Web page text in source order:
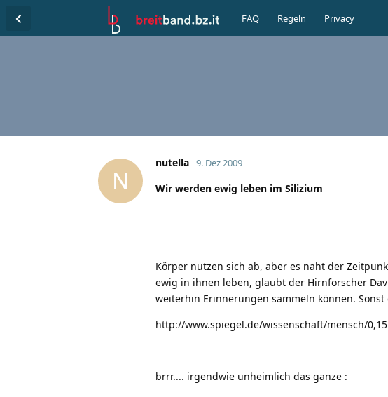
FAQ Regeln Privacy
N
nutella 9. Dez 2009
Wir werden ewig leben im Silizium
Körper nutzen sich ab, aber es naht der
ewig in ihnen leben, glaubt der Hirnforscher
weiterhin Erinnerungen sammeln können.
http://www.spiegel.de/wissenschaft/mensch/
brrr.... irgendwie unheimlich das ganze :